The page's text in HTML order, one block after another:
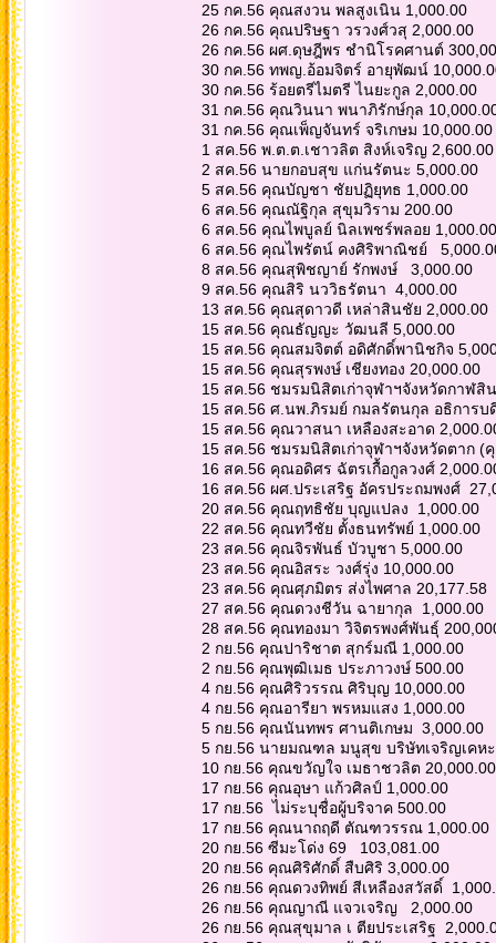
25 กค.56 คุณสงวน พลสูงเนิน 1,000.00
26 กค.56 คุณปริษฐา วรวงศ์วสุ 2,000.00
26 กค.56 ผศ.ดุษฎีพร ชำนิโรคศานต์
30 กค.56 ทพญ.อ้อมจิตร์ อายุพัฒน์
30 กค.56 ร้อยตรีไมตรี ไนยะกูล 2,000.00
31 กค.56 คุณวินนา พนาภิรักษ์กุล
31 กค.56 คุณเพ็ญจันทร์ จริเกษม 10,000.00
1 สค.56 พ.ต.ต.เชาวลิต สิงห์เจริญ
2 สค.56 นายกอบสุข แก่นรัตนะ 5,000.00
5 สค.56 คุณบัญชา ชัยปฏิยุทธ 1,000.00
6 สค.56 คุณณัฐิกุล สุขุมวิราม 200.00
6 สค.56 คุณไพบูลย์ นิลเพชร์พลอย
6 สค.56 คุณไพรัตน์ คงศิริพาณิชย์
8 สค.56 คุณสุพิชญาย์ รักพงษ์ 3,000.00
9 สค.56 คุณสิริ นววิธรัตนา 4,000.00
13 สค.56 คุณสุดาวดี เหล่าสินชัย 2,000.00
15 สค.56 คุณธัญญะ วัฒนลี 5,000.00
15 สค.56 คุณสมจิตต์ อดิศักดิ์พานิชกิจ
15 สค.56 คุณสุรพงษ์ เชียงทอง 20,000.00
15 สค.56 ชมรมนิสิตเก่าจุฬาฯจังหวัดกาฬสิ
15 สค.56 ศ.นพ.ภิรมย์ กมลรัตนกุล อธิการบ
15 สค.56 คุณวาสนา เหลืองสะอาด
15 สค.56 ชมรมนิสิตเก่าจุฬาฯจังหวัดตาก
16 สค.56 คุณอดิศร ฉัตรเกื้อกูลวงศ์
16 สค.56 ผศ.ประเสริฐ อัครประถมพงศ์
20 สค.56 คุณฤทธิชัย บุญแปลง 1,000.00
22 สค.56 คุณทวีชัย ตั้งธนทรัพย์ 1,000.00
23 สค.56 คุณจิรพันธ์ บัวบูชา 5,000.00
23 สค.56 คุณอิสระ วงศ์รุ่ง 10,000.00
23 สค.56 คุณศุภมิตร ส่งไพศาล 20,177.58
27 สค.56 คุณดวงชีวัน ฉายากุล 1,000.00
28 สค.56 คุณทองมา วิจิตรพงศ์พันธุ์
2 กย.56 คุณปาริชาต สุกร์มณี 1,000.00
2 กย.56 คุณพุฒิเมธ ประภาวงษ์ 500.00
4 กย.56 คุณศิริวรรณ ศิริบุญ 10,000.00
4 กย.56 คุณอารียา พรหมแสง 1,000.00
5 กย.56 คุณนันทพร ศานติเกษม 3,000.00
5 กย.56 นายมณฑล มนูสุข บริษัทเจริญเคห
10 กย.56 คุณขวัญใจ เมธาชวลิต
17 กย.56 คุณอุษา แก้วศิลป์ 1,000.00
17 กย.56 ไม่ระบุชื่อผู้บริจาค 500.00
17 กย.56 คุณนาถฤดี ตัณฑวรรณ 1,000.00
20 กย.56 ซีมะโด่ง 69 103,081.00
20 กย.56 คุณศิริศักดิ์ สืบศิริ 3,000.00
26 กย.56 คุณดวงทิพย์ สีเหลืองสวัสดิ์
26 กย.56 คุณญาณี แจวเจริญ 2,000.00
26 กย.56 คุณสุขุมาล เ ตียประเสริฐ